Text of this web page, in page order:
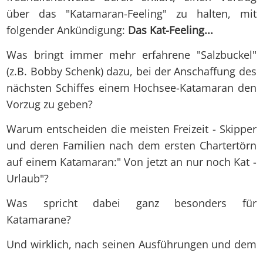
über das "Katamaran-Feeling" zu halten, mit
folgender Ankündigung: Das Kat-Feeling...
Was bringt immer mehr erfahrene "Salzbuckel"
(z.B. Bobby Schenk) dazu, bei der Anschaffung des
nächsten Schiffes einem Hochsee-Katamaran den
Vorzug zu geben?
Warum entscheiden die meisten Freizeit - Skipper
und deren Familien nach dem ersten Chartertörn
auf einem Katamaran:" Von jetzt an nur noch Kat -
Urlaub"?
Was spricht dabei ganz besonders für
Katamarane?
Und wirklich, nach seinen Ausführungen und dem